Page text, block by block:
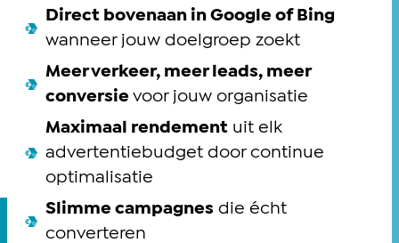
Direct bovenaan in Google of Bing
wanneer jouw doelgroep zoekt
Meer verkeer, meer leads, meer
conversie voor jouw organisatie
Maximaal rendementuit elk
advertentiebudget door continue
optimalisatie
Slimme campagnes die écht
converteren